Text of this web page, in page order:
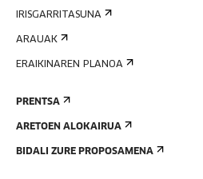
IRISGARRITASUNA
ARAUAK
ERAIKINAREN PLANOA
PRENTSA
ARETOEN ALOKAIRUA
BIDALI ZURE PROPOSAMENA